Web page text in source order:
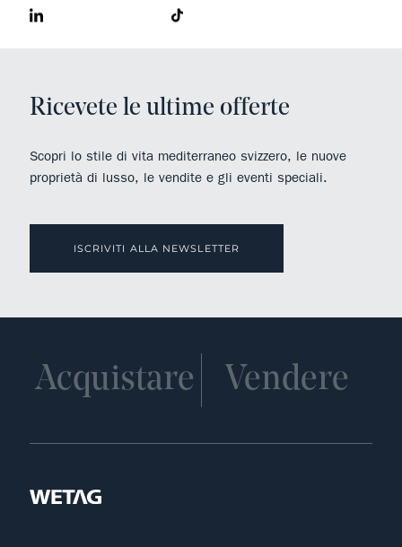
Ricevete le ultime offerte
Scopri lo stile di vita mediterraneo svizzero, le nuove
proprietà di lusso, le vendite e gli eventi speciali.
ISCRIVITI ALLA NEWSLETTER
Acquistare Vendere